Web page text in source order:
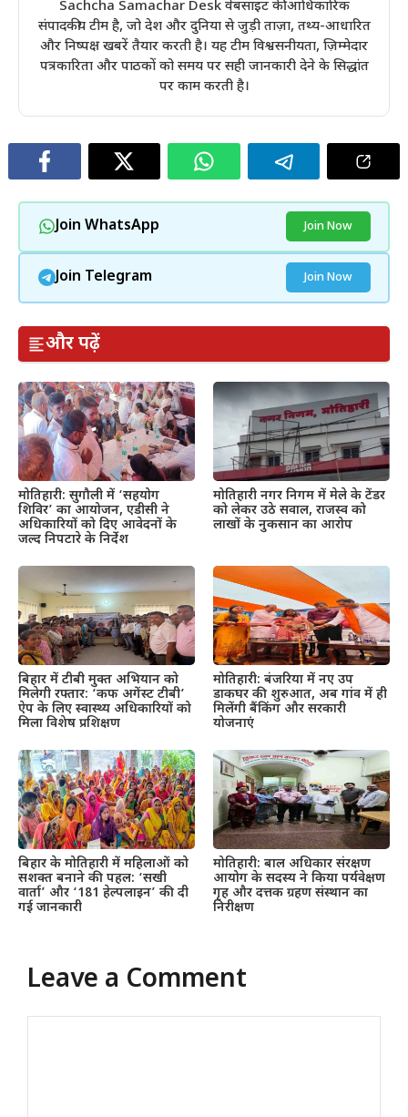
Sachcha Samachar Desk वेबसाइट की आधिकारिक
संपादकीय टीम है, जो देश और दुनिया से जुड़ी ताज़ा, तथ्य-आधारित
और निष्पक्ष खबरें तैयार करती है। यह टीम विश्वसनीयता, ज़िम्मेदार
पत्रकारिता और पाठकों को समय पर सही जानकारी देने के सिद्धांत
पर काम करती है।
Join WhatsApp Join Now
Join Telegram Join Now
और पढ़ें
मोतिहारी: सुगौली में ‘सहयोग
शिविर’ का आयोजन, एडीसी ने
अधिकारियों को दिए आवेदनों के
जल्द निपटारे के निर्देश
मोतिहारी नगर निगम में मेले के टेंडर
को लेकर उठे सवाल, राजस्व को
लाखों के नुकसान का आरोप
बिहार में टीबी मुक्त अभियान को
मिलेगी रफ्तार: ‘कफ अगेंस्ट टीबी’
ऐप के लिए स्वास्थ्य अधिकारियों को
मिला विशेष प्रशिक्षण
मोतिहारी: बंजरिया में नए उप
डाकघर की शुरुआत, अब गांव में ही
मिलेंगी बैंकिंग और सरकारी
योजनाएं
बिहार के मोतिहारी में महिलाओं को
सशक्त बनाने की पहल: ‘सखी
वार्ता’ और ‘181 हेल्पलाइन’ की दी
गई जानकारी
मोतिहारी: बाल अधिकार संरक्षण
आयोग के सदस्य ने किया पर्यवेक्षण
गृह और दत्तक ग्रहण संस्थान का
निरीक्षण
Leave a Comment